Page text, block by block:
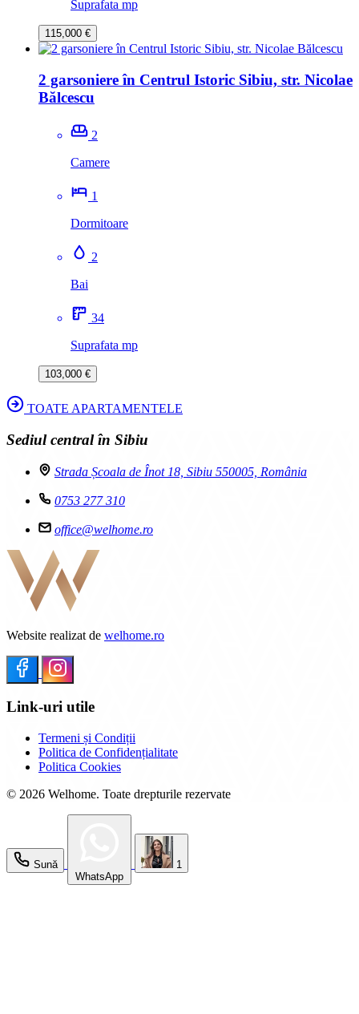
Suprafata mp
115,000 €
2 garsoniere în Centrul Istoric Sibiu, str. Nicolae
Bălcescu
2
Camere
1
Dormitoare
2
Bai
34
Suprafata mp
103,000 €
TOATE APARTAMENTELE
Sediul central în Sibiu
Strada Școala de Înot 18, Sibiu 550005, România
0753 277 310
office@welhome.ro
Website realizat de welhome.ro
Link-uri utile
Termeni și Condiții
Politica de Confidențialitate
Politica Cookies
© 2026 Welhome. Toate drepturile rezervate
Sună
WhatsApp
1